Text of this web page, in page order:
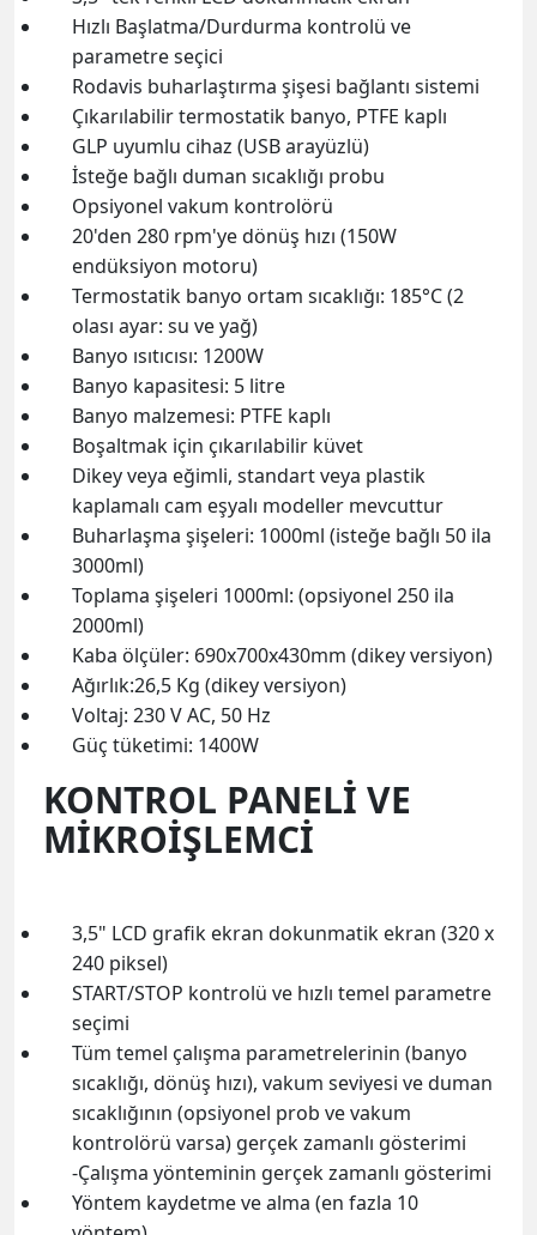
Hızlı Başlatma/Durdurma kontrolü ve
parametre seçici
Rodavis buharlaştırma şişesi bağlantı sistemi
Çıkarılabilir termostatik banyo, PTFE kaplı
GLP uyumlu cihaz (USB arayüzlü)
İsteğe bağlı duman sıcaklığı probu
Opsiyonel vakum kontrolörü
20'den 280 rpm'ye dönüş hızı (150W
endüksiyon motoru)
Termostatik banyo ortam sıcaklığı: 185°C (2
olası ayar: su ve yağ)
Banyo ısıtıcısı: 1200W
Banyo kapasitesi: 5 litre
Banyo malzemesi: PTFE kaplı
Boşaltmak için çıkarılabilir küvet
Dikey veya eğimli, standart veya plastik
kaplamalı cam eşyalı modeller mevcuttur
Buharlaşma şişeleri: 1000ml (isteğe bağlı 50 ila
3000ml)
Toplama şişeleri 1000ml: (opsiyonel 250 ila
2000ml)
Kaba ölçüler: 690x700x430mm (dikey versiyon)
Ağırlık:26,5 Kg (dikey versiyon)
Voltaj: 230 V AC, 50 Hz
Güç tüketimi: 1400W
KONTROL PANELİ VE
MİKROİŞLEMCİ
3,5" LCD grafik ekran dokunmatik ekran (320 x
240 piksel)
START/STOP kontrolü ve hızlı temel parametre
seçimi
Tüm temel çalışma parametrelerinin (banyo
sıcaklığı, dönüş hızı), vakum seviyesi ve duman
sıcaklığının (opsiyonel prob ve vakum
kontrolörü varsa) gerçek zamanlı gösterimi
-Çalışma yönteminin gerçek zamanlı gösterimi
Yöntem kaydetme ve alma (en fazla 10